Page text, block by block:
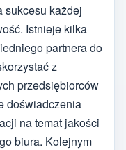
sukcesu każdej
Istnieje kilka
partnera do
z
przedsiębiorców
doświadczenia
na temat jakości
biura. Kolejnym